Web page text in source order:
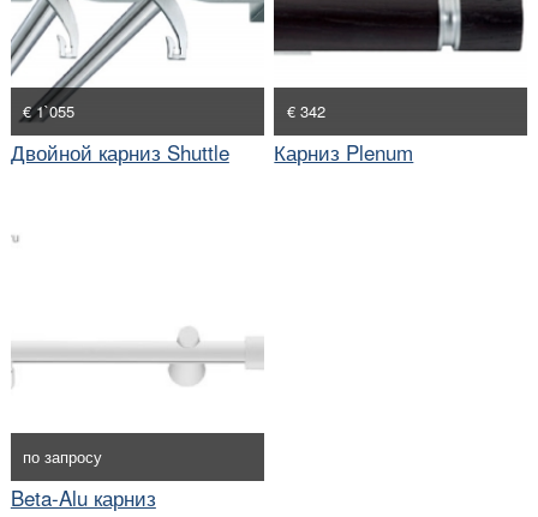
€ 1`055
Двойной карниз Shuttle
€ 342
Карниз Plenum
по запросу
Beta-Alu карниз